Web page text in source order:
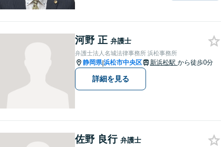
には、可能な限り早く解決に
至るよう迅速に対応いたしま
す。まずはお気軽にご相談く
ださい。
河野 正 弁護士
弁護士法人名城法律事務所 浜松事務所
静岡県|浜松市中央区 新浜松駅 から徒歩0分
詳細を見る
佐野 良行 弁護士